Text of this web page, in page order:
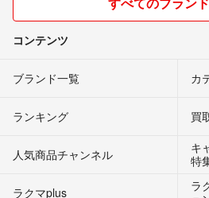
コンテンツ
ブランド一覧 カ
ランキング 買
人気商品チャンネル
キ
特
ラクマplus
ラ